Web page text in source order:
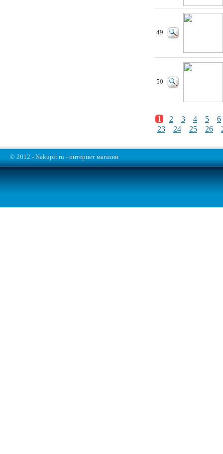
49
50
1 2 3 4 5
6
23
24 25 26
© 2012 - Nakupit.ru - интернет магазин